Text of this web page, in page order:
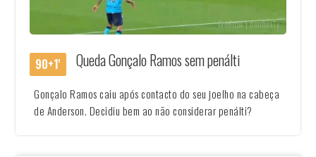
Créditos | BenficaTv
90+1' Queda Gonçalo Ramos sem penálti
Gonçalo Ramos caiu após contacto do seu joelho na cabeça
de Anderson. Decidiu bem ao não considerar penálti?